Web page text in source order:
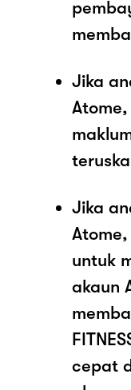
Jika
Jika
untuk
akaun
cepat